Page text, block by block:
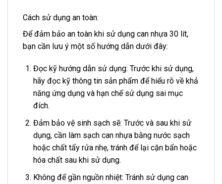
Cách sử dụng an toàn:
Để đảm bảo an toàn khi sử dụng can nhựa 30 lít,
bạn cần lưu ý một số hướng dẫn dưới đây:
Đọc kỹ hướng dẫn sử dụng: Trước khi sử dụng,
hãy đọc kỹ thông tin sản phẩm để hiểu rõ về khả
năng ứng dụng và hạn chế sử dụng sai mục
đích.
Đảm bảo vệ sinh sạch sẽ: Trước và sau khi sử
dụng, cần làm sạch can nhựa bằng nước sạch
hoặc chất tẩy rửa nhẹ, tránh để lại cặn bẩn hoặc
hóa chất sau khi sử dụng.
Không để gần nguồn nhiệt: Tránh sử dụng can